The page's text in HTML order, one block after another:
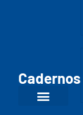
Cadernos